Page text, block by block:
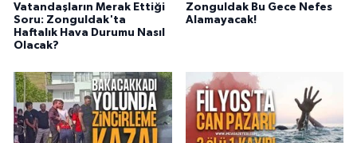
Vatandaşların Merak Ettiği
Soru: Zonguldak'ta
Haftalık Hava Durumu Nasıl
Olacak?
Zonguldak Bu Gece Nefes
Alamayacak!